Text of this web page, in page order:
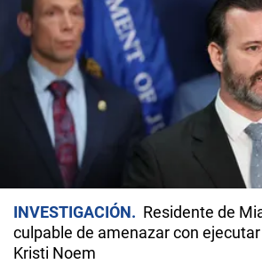
INVESTIGACIÓN
Residente de
culpable de amenazar con
Kristi Noem